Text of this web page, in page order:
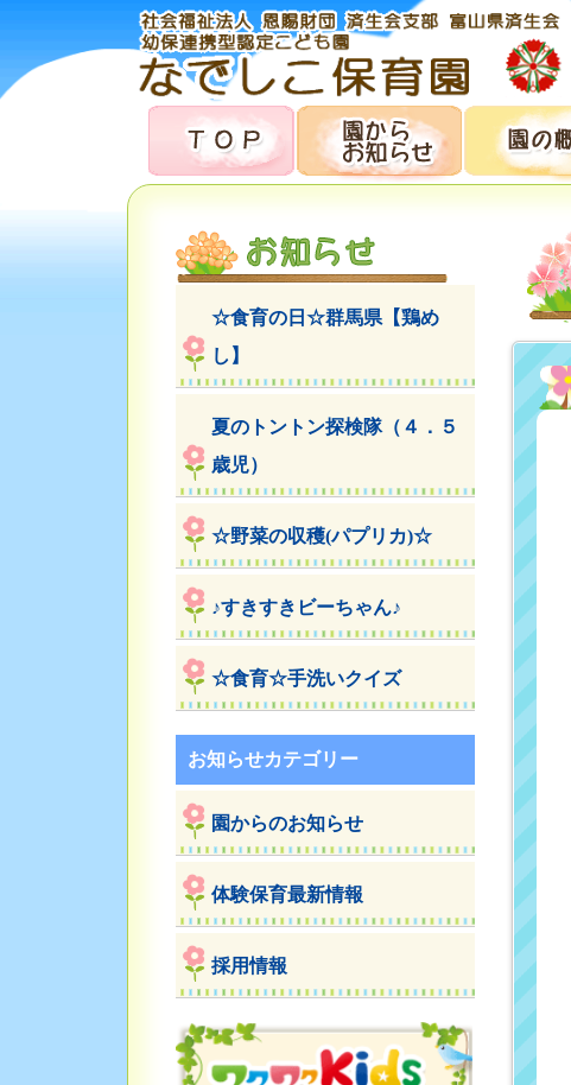
☆食育の日☆群馬県【鶏め
し】
夏のトントン探検隊（４．５
歳児）
☆野菜の収穫(パプリカ)☆
♪すきすきビーちゃん♪
☆食育☆手洗いクイズ
お知らせカテゴリー
園からのお知らせ
体験保育最新情報
採用情報